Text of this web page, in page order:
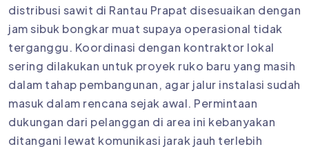
distribusi sawit di Rantau Prapat disesuaikan dengan
jam sibuk bongkar muat supaya operasional tidak
terganggu. Koordinasi dengan kontraktor lokal
sering dilakukan untuk proyek ruko baru yang masih
dalam tahap pembangunan, agar jalur instalasi sudah
masuk dalam rencana sejak awal. Permintaan
dukungan dari pelanggan di area ini kebanyakan
ditangani lewat komunikasi jarak jauh terlebih